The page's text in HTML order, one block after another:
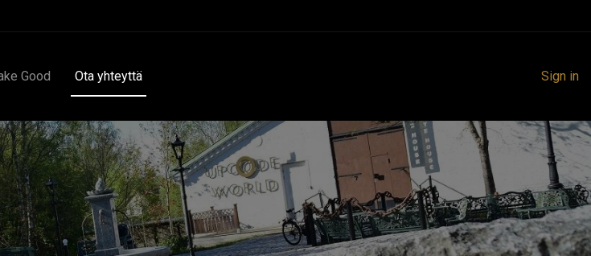
Good Ota yhteyttä Sign in